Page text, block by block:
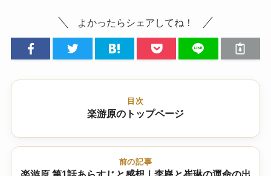
よかったらシェアしてね！
目次
楽游原のトップページ
前の記事